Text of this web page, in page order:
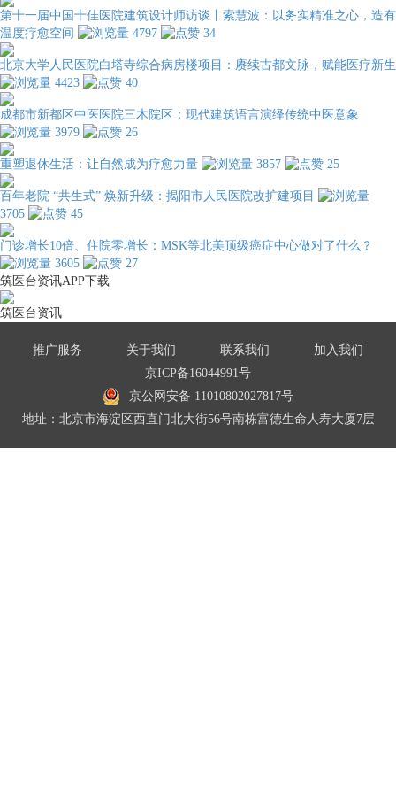
第十一届中国十佳医院建筑设计师访谈丨索慧波：以务实精准之心，造有
温度疗愈空间
4797 34
北京大学人民医院白塔寺综合病房楼项目：赓续古都文脉，赋能医疗新生
4423
40
成都市新都区中医医院三木院区：现代建筑语言演绎传统中医意象
3979
26
重塑退休生活：让自然成为疗愈力量 3857 25
百年老院 “共生式” 焕新升级：揭阳市人民医院改扩建项目
3705
45
门诊增长10倍、住院零增长：MSK等北美顶级癌症中心做对了什么？
3605
27
筑医台资讯APP下载
筑医台资讯
推广服务 关于我们 联系我们
加入我们
京ICP备16044991号
京公网安备 11010802027817号
地址：北京市海淀区西直门北大街56号南栋富德生命人寿大厦7层